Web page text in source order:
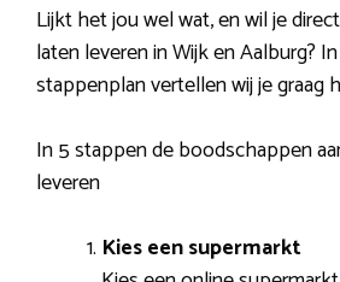
Lijkt het jou wel wat, en wil je
laten leveren in Wijk en Aalburg?
stappenplan vertellen wij je graag
In 5 stappen de boodschappen
leveren
Kies een supermarkt